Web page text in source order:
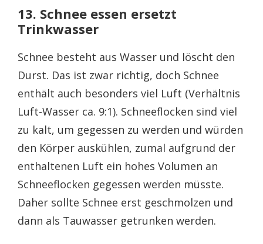
13. Schnee essen ersetzt
Trinkwasser
Schnee besteht aus Wasser und löscht den
Durst. Das ist zwar richtig, doch Schnee
enthält auch besonders viel Luft (Verhältnis
Luft-Wasser ca. 9:1). Schneeflocken sind viel
zu kalt, um gegessen zu werden und würden
den Körper auskühlen, zumal aufgrund der
enthaltenen Luft ein hohes Volumen an
Schneeflocken gegessen werden müsste.
Daher sollte Schnee erst geschmolzen und
dann als Tauwasser getrunken werden.